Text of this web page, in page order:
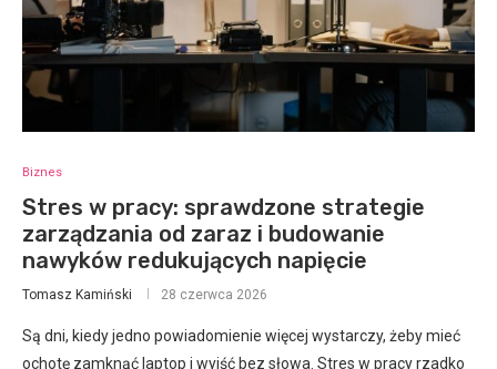
Biznes
Stres w pracy: sprawdzone strategie
zarządzania od zaraz i budowanie
nawyków redukujących napięcie
Tomasz Kamiński 28 czerwca 2026
Są dni, kiedy jedno powiadomienie więcej wystarczy, żeby mieć
ochotę zamknąć laptop i wyjść bez słowa. Stres w pracy rzadko